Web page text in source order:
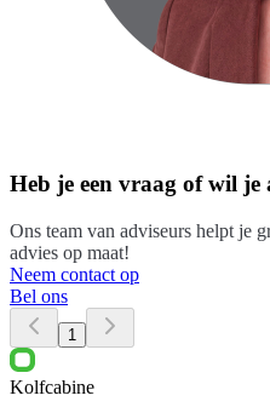
Heb je een vraag of wil je
Ons team van adviseurs helpt je
advies op maat!
Neem contact op
Bel ons
1
Kolfcabine